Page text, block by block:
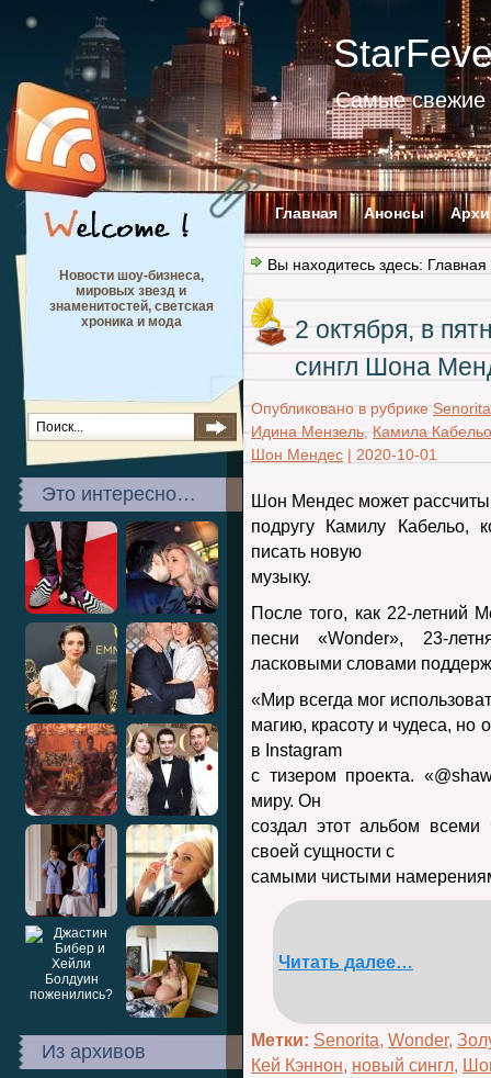
Самые свежие
Главная Анонсы
Новости шоу-бизнеса,
мировых звезд и
знаменитостей, светская
хроника и мода
Это интересно…
Из архивов
Вы находитесь здесь: Главная
2 октября, в
сингл Шона
Опубликовано в рубрике Senorita
Идина Мензель Камила Кабельо
Шон Мендес | 2020-10-01
Шон Мендес может
подругу Камилу Кабельо,
писать новую
музыку.
После того, как 22-летний
песни «Wonder», 23-
ласковыми словами
«Мир всегда мог
магию, красоту и чудеса,
в Instagram
с тизером проекта.
миру. Он
создал этот альбом
своей сущности с
самыми чистыми
Читать далее…
Метки: Senorita, Wonder,
Кей Кэннон, новый сингл,